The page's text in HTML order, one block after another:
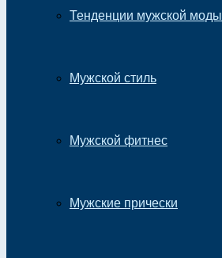
Тенденции мужской моды
Мужской стиль
Мужской фитнес
Мужские прически